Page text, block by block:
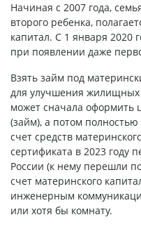
Начиная с 2007 года,
второго ребенка,
капитал. С 1 января 2020
при появлении даже
Взять займ под
для улучшения жилищных
может сначала оформить
(займ), а потом полностью
счет средств
сертификата в 2023 году
России (к нему перешли
счет материнского
инженерным
или хотя бы комнату.